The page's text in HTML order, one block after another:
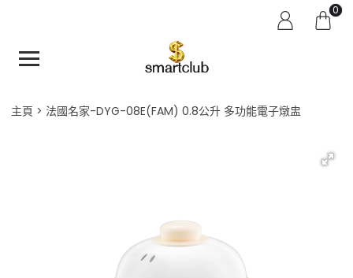
0
主頁 法國名家-DYG-08E(FAM) 0.8公升 多功能電子燉盅